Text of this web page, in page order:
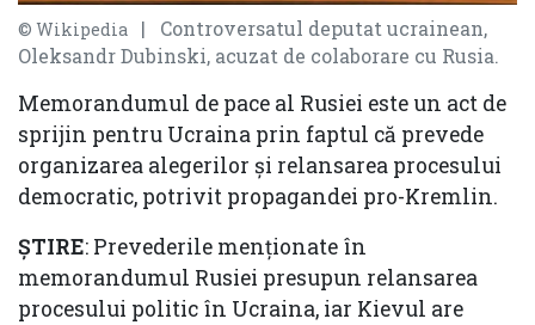
© Wikipedia
| Controversatul deputat ucrainean,
Oleksandr Dubinski, acuzat de colaborare cu Rusia.
Memorandumul de pace al Rusiei este un act de
sprijin pentru Ucraina prin faptul că prevede
organizarea alegerilor și relansarea procesului
democratic, potrivit propagandei pro-Kremlin.
ȘTIRE: Prevederile menționate în
memorandumul Rusiei presupun relansarea
procesului politic în Ucraina, iar Kievul are